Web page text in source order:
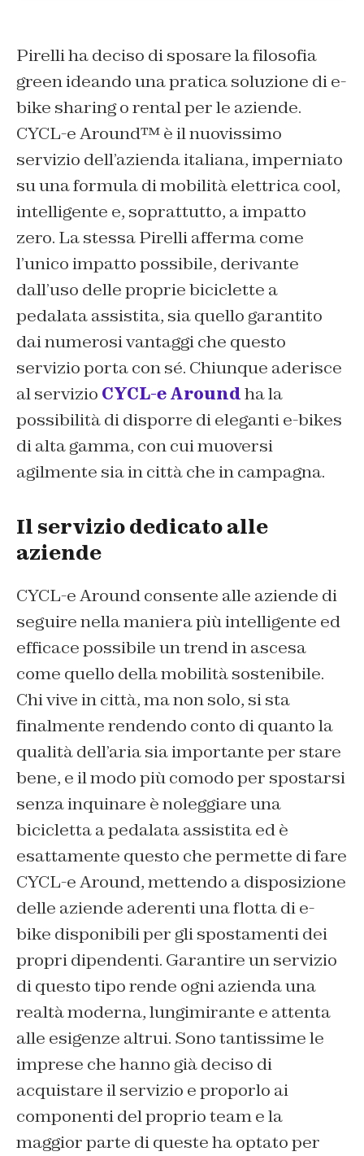
Pirelli ha deciso di sposare la filosofia
green ideando una pratica soluzione di e-
bike sharing o rental per le aziende.
CYCL-e Around™ è il nuovissimo
servizio dell’azienda italiana, imperniato
su una formula di mobilità elettrica cool,
intelligente e, soprattutto, a impatto
zero. La stessa Pirelli afferma come
l’unico impatto possibile, derivante
dall’uso delle proprie biciclette a
pedalata assistita, sia quello garantito
dai numerosi vantaggi che questo
servizio porta con sé. Chiunque aderisce
al servizio CYCL-e Aroundha la
possibilità di disporre di eleganti e-bikes
di alta gamma, con cui muoversi
agilmente sia in città che in campagna.
Il servizio dedicato alle
aziende
CYCL-e Around consente alle aziende di
seguire nella maniera più intelligente ed
efficace possibile un trend in ascesa
come quello della mobilità sostenibile.
Chi vive in città, ma non solo, si sta
finalmente rendendo conto di quanto la
qualità dell’aria sia importante per stare
bene, e il modo più comodo per spostarsi
senza inquinare è noleggiare una
bicicletta a pedalata assistita ed è
esattamente questo che permette di fare
CYCL-e Around, mettendo a disposizione
delle aziende aderenti una flotta di e-
bike disponibili per gli spostamenti dei
propri dipendenti. Garantire un servizio
di questo tipo rende ogni azienda una
realtà moderna, lungimirante e attenta
alle esigenze altrui. Sono tantissime le
imprese che hanno già deciso di
acquistare il servizio e proporlo ai
componenti del proprio team e la
maggior parte di queste ha optato per